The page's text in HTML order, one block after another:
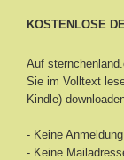
KOSTENLOSE
Auf
Sie im Volltext
Kindle)
- Keine Anmeldung
- Keine